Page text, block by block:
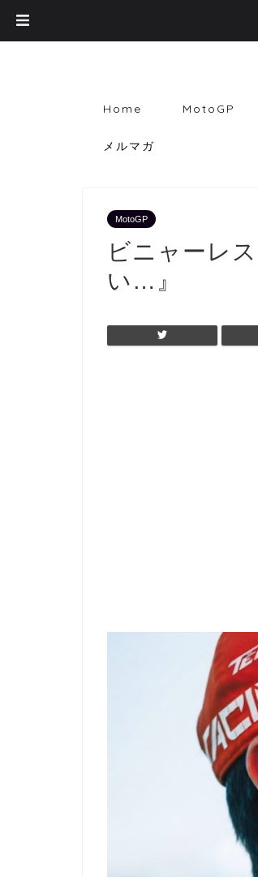
Home MotoGP
メルマガ
MotoGP
ビニャーレ
い…』